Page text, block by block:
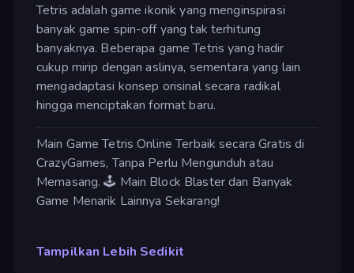
Tetris adalah game ikonik yang menginspirasi
banyak game spin-off yang tak terhitung
banyaknya. Beberapa game Tetris yang hadir
cukup mirip dengan aslinya, sementara yang lain
mengadaptasi konsep orisinal secara radikal
hingga menciptakan format baru.
Main Game Tetris Online Terbaik secara Gratis di
CrazyGames, Tanpa Perlu Mengunduh atau
Memasang. 🕹️ Main Block Blaster dan Banyak
Game Menarik Lainnya Sekarang!
Tampilkan Lebih Sedikit